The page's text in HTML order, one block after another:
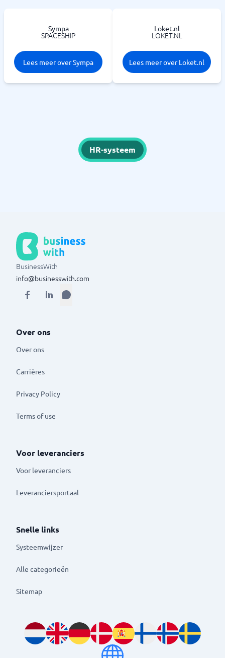
Sympa
SPACESHIP
Lees meer over Sympa
Loket.nl
LOKET.NL
Lees meer over Loket.nl
HR-systeem
BusinessWith
info@businesswith.com
Over ons
Over ons
Carrières
Privacy Policy
Terms of use
Voor leveranciers
Voor leveranciers
Leveranciersportaal
Snelle links
Systeemwijzer
Alle categorieën
Sitemap